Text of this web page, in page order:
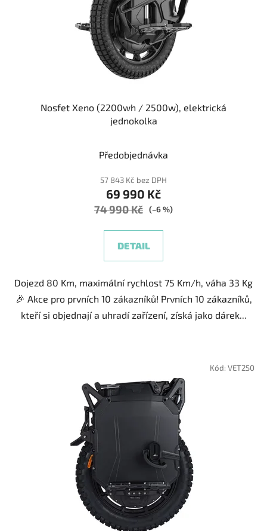
Nosfet Xeno (2200wh / 2500w), elektrická
jednokolka
Předobjednávka
57 843 Kč bez DPH
69 990 Kč
74 990 Kč (–6 %)
DETAIL
Dojezd 80 Km, maximální rychlost 75 Km/h, váha 33 Kg
🎉 Akce pro prvních 10 zákazníků! Prvních 10 zákazníků,
kteří si objednají a uhradí zařízení, získá jako dárek...
Kód: VET250